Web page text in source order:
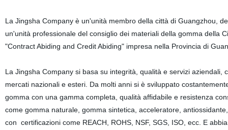
La Jingsha Company è un'unità membro della città di Guangzhou,
un'unità professionale del consiglio dei materiali della gomma della
"Contract Abiding and Credit Abiding" impresa nella Provincia di
La Jingsha Company si basa su integrità, qualità e servizi
mercati nazionali e esteri. Da molti anni si è sviluppato
gomma con una gamma completa, qualità affidabile e resistenza
come gomma naturale, gomma sintetica, acceleratore,
con certificazioni come REACH, ROHS, NSF, SGS, ISO, ecc. E